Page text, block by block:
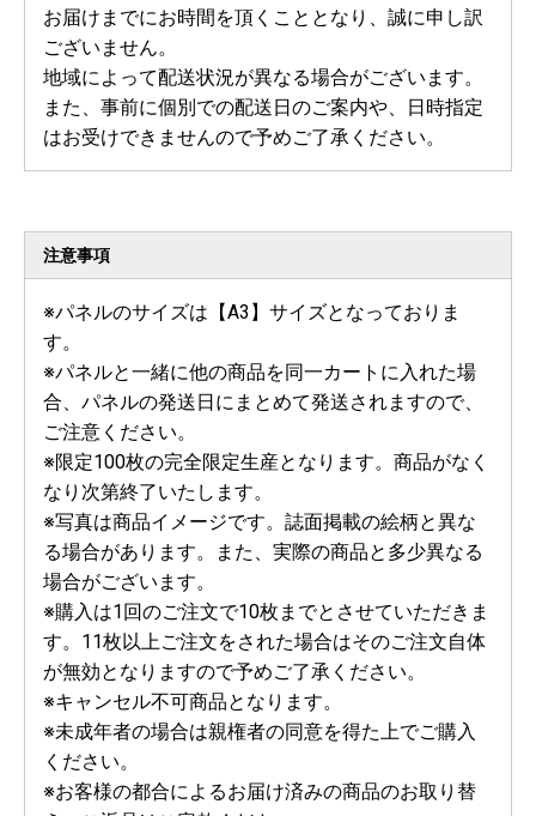
お届けまでにお時間を頂くこととなり、誠に申し訳
ございません。
地域によって配送状況が異なる場合がございます。
また、事前に個別での配送日のご案内や、日時指定
はお受けできませんので予めご了承ください。
注意事項
※パネルのサイズは【A3】サイズとなっておりま
す。
※パネルと一緒に他の商品を同一カートに入れた場
合、パネルの発送日にまとめて発送されますので、
ご注意ください。
※限定100枚の完全限定生産となります。商品がなく
なり次第終了いたします。
※写真は商品イメージです。誌面掲載の絵柄と異な
る場合があります。また、実際の商品と多少異なる
場合がございます。
※購入は1回のご注文で10枚までとさせていただきま
す。11枚以上ご注文をされた場合はそのご注文自体
が無効となりますので予めご了承ください。
※キャンセル不可商品となります。
※未成年者の場合は親権者の同意を得た上でご購入
ください。
※お客様の都合によるお届け済みの商品のお取り替